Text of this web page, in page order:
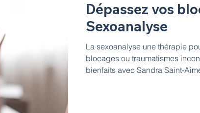
Dépassez vos
Sexoanalyse
La sexoanalyse une thérapie
blocages ou traumatismes
bienfaits avec Sandra Saint-